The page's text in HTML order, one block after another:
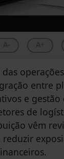
entre
e
de
vêm